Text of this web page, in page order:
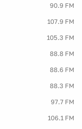
90.9 FM
107.9 FM
105.3 FM
88.8 FM
88.6 FM
88.3 FM
97.7 FM
106.1 FM